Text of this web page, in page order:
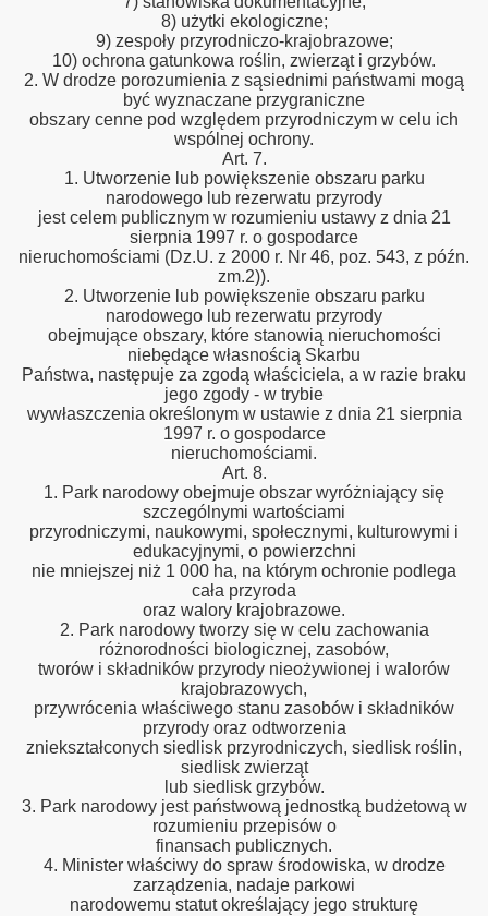
8) użytki ekologiczne;
9) zespoły przyrodniczo-krajobrazowe;
10) ochrona gatunkowa roślin, zwierząt i grzybów.
2. W drodze porozumienia z sąsiednimi państwami mogą
być wyznaczane przygraniczne
obszary cenne pod względem przyrodniczym w celu ich
wspólnej ochrony.
Art. 7.
1. Utworzenie lub powiększenie obszaru parku
narodowego lub rezerwatu przyrody
jest celem publicznym w rozumieniu ustawy z dnia 21
sierpnia 1997 r. o gospodarce
nieruchomościami (Dz.U. z 2000 r. Nr 46, poz. 543, z późn.
zm.2)).
2. Utworzenie lub powiększenie obszaru parku
narodowego lub rezerwatu przyrody
obejmujące obszary, które stanowią nieruchomości
niebędące własnością Skarbu
Państwa, następuje za zgodą właściciela, a w razie braku
jego zgody - w trybie
wywłaszczenia określonym w ustawie z dnia 21 sierpnia
1997 r. o gospodarce
nieruchomościami.
Art. 8.
1. Park narodowy obejmuje obszar wyróżniający się
szczególnymi wartościami
przyrodniczymi, naukowymi, społecznymi, kulturowymi i
edukacyjnymi, o powierzchni
nie mniejszej niż 1 000 ha, na którym ochronie podlega
cała przyroda
oraz walory krajobrazowe.
2. Park narodowy tworzy się w celu zachowania
różnorodności biologicznej, zasobów,
tworów i składników przyrody nieożywionej i walorów
krajobrazowych,
przywrócenia właściwego stanu zasobów i składników
przyrody oraz odtworzenia
zniekształconych siedlisk przyrodniczych, siedlisk roślin,
siedlisk zwierząt
lub siedlisk grzybów.
3. Park narodowy jest państwową jednostką budżetową w
rozumieniu przepisów o
finansach publicznych.
4. Minister właściwy do spraw środowiska, w drodze
zarządzenia, nadaje parkowi
narodowemu statut określający jego strukturę